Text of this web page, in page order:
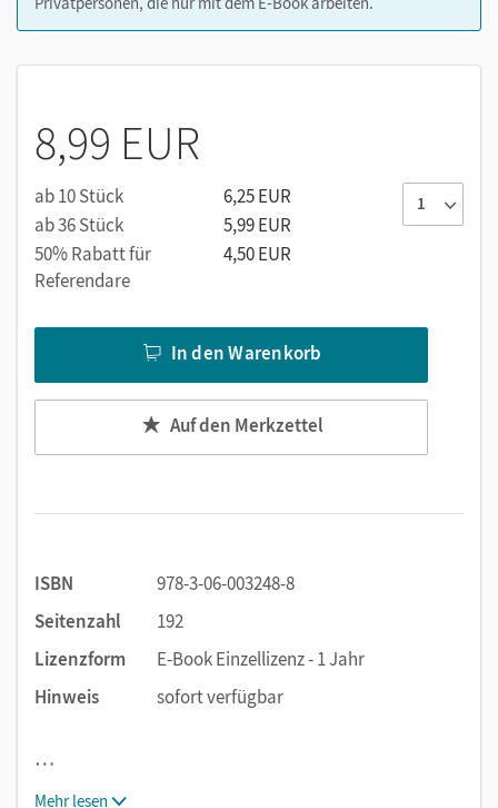
8,99 EUR
ab 10 Stück
6,25 EUR
ab 36 Stück
5,99 EUR
50% Rabatt für
Referendare
4,50 EUR
In den Warenkorb
Auf den Merkzettel
ISBN
978-3-06-003248-8
Seitenzahl
192
Lizenzform
E-Book Einzellizenz - 1 Jahr
Hinweis
sofort verfügbar
…
Mehr lesen